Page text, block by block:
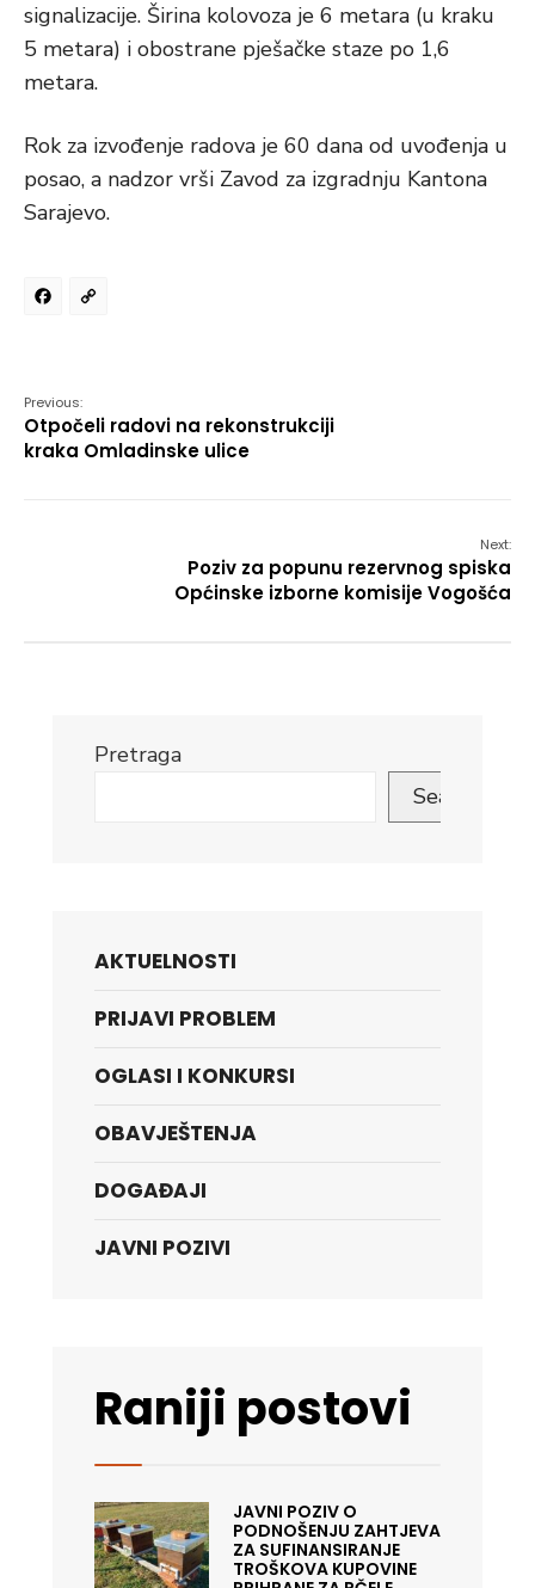
signalizacije. Širina kolovoza je 6 metara (u kraku
5 metara) i obostrane pješačke staze po 1,6
metara.
Rok za izvođenje radova je 60 dana od uvođenja u
posao, a nadzor vrši Zavod za izgradnju Kantona
Sarajevo.
Facebook
Previous:
Otpočeli radovi na rekonstrukciji
kraka Omladinske ulice
Next:
Poziv za popunu rezervnog spiska
Općinske izborne komisije Vogošća
Pretraga
Search
AKTUELNOSTI
PRIJAVI PROBLEM
OGLASI I KONKURSI
OBAVJEŠTENJA
DOGAĐAJI
JAVNI POZIVI
Raniji postovi
JAVNI POZIV O
PODNOŠENJU ZAHTJEVA
ZA SUFINANSIRANJE
TROŠKOVA KUPOVINE